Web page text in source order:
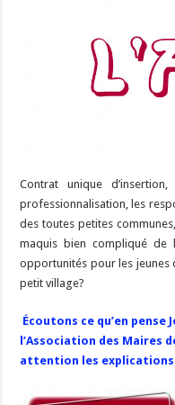
Contrat unique
professionnalisation, les
des toutes petites
maquis bien compliqué de
opportunités pour les jeunes
petit village?
Écoutons ce qu’en pense
l’Association des Maires
attention les explications